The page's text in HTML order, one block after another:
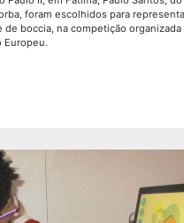
foram escolhidos para
de boccia, na competição
Europeu.